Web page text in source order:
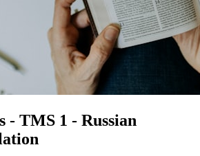
- TMS 1 - Russian